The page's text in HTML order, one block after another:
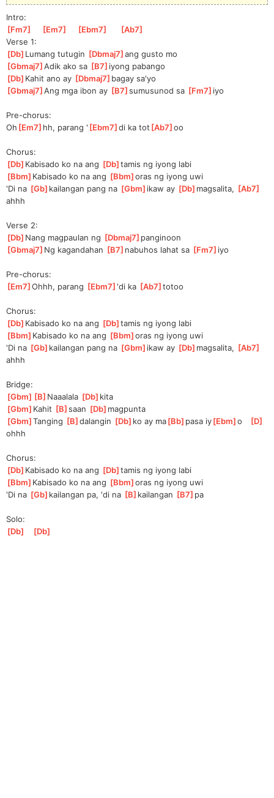
Intro:
[Fm7 [Em7 [Ebm7 [Ab7
Verse 1:
[Db ]Lumang tutugin [Dbmaj7 ]
ang gusto mo
[Gbmaj7 ]
Adik ako sa [B7 ]iyong pabango
[Db ]Kahit ano ay [Dbmaj7 ]bagay sa'yo
[Gbmaj7 ]
Ang mga ibon ay [B7 ]
sumusunod sa [Fm7 ]iyo
Pre-chorus:
Oh [Em7 ]hh, parang ' [Ebm7 ]
di ka tot [Ab7 ]
oo
Chorus:
[Db ]Kabisado ko na ang [Db ]tamis ng iyong labi
[Bbm ]Kabisado ko na ang [Bbm ]
oras ng iyong uwi
'Di na [Gb ]kailangan pang na [Gbm ]ikaw ay [Db ]magsalita, [Ab7
ahhh
Verse 2:
[Db ]Nang magpaulan ng [Dbmaj7 ]panginoon
[Gbmaj7 ]Ng kagandahan [B7 ]nabuhos lahat sa [Fm7 ]iyo
Pre-chorus:
[Em7 ]
Ohhh, parang [Ebm7 ]
'di ka [Ab7 ]totoo
Chorus:
[Db ]Kabisado ko na ang [Db ]tamis ng iyong labi
[Bbm ]Kabisado ko na ang [Bbm ]
oras ng iyong uwi
'Di na [Gb ]kailangan pang na [Gbm ]ikaw ay [Db ]magsalita, [Ab7
ahhh
Bridge:
[Gbm ][B ]Naaalala [Db ]kita
[Gbm ]Kahit [B ]
saan [Db ]magpunta
[Gbm ]
Tanging [B ]
dalangin [Db ]ko ay ma[Bb ]pasa iy[Ebm ]
o [D
ohhh
Chorus:
[Db ]Kabisado ko na ang [Db ]tamis ng iyong labi
[Bbm ]Kabisado ko na ang [Bbm ]
oras ng iyong uwi
'Di na [Gb ]kailangan pa, 'di na [B ]kailangan [B7 ]pa
Solo:
[Db [Db